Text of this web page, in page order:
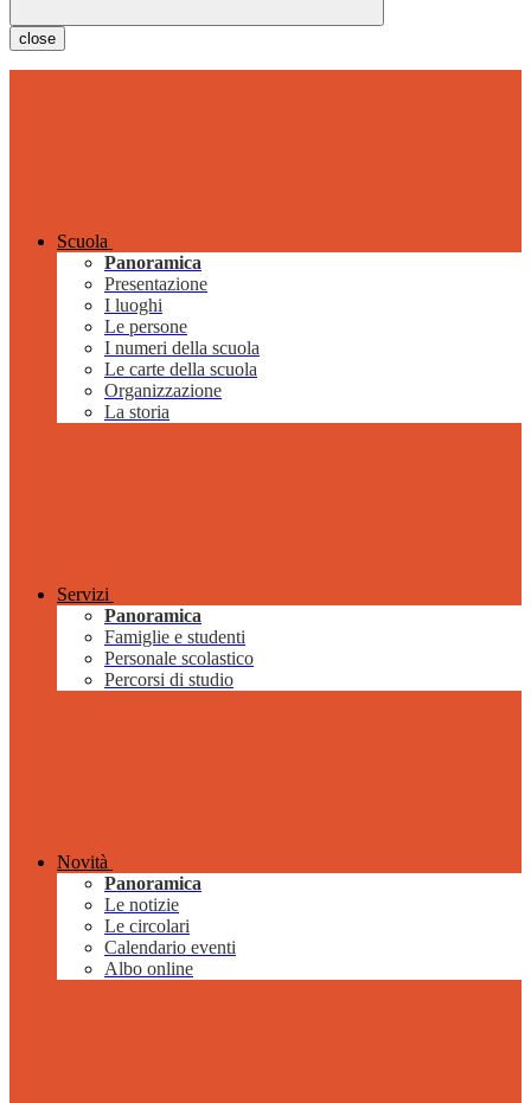
close
Scuola
Panoramica
Presentazione
I luoghi
Le persone
I numeri della scuola
Le carte della scuola
Organizzazione
La storia
Servizi
Panoramica
Famiglie e studenti
Personale scolastico
Percorsi di studio
Novità
Panoramica
Le notizie
Le circolari
Calendario eventi
Albo online